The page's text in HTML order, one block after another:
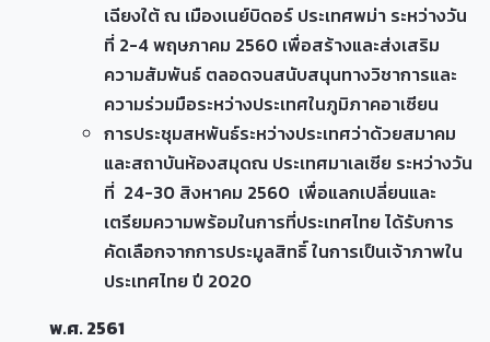
เฉียงใต้ ณ เมืองเนย์บิดอร์ ประเทศพม่า ระหว่างวัน
ที่ 2-4 พฤษภาคม 2560 เพื่อสร้างและส่งเสริม
ความสัมพันธ์ ตลอดจนสนับสนุนทางวิชาการและ
ความร่วมมือระหว่างประเทศในภูมิภาคอาเซียน
การประชุมสหพันธ์ระหว่างประเทศว่าด้วยสมาคม
และสถาบันห้องสมุดณ ประเทศมาเลเซีย ระหว่างวัน
ที่ 24-30 สิงหาคม 2560 เพื่อแลกเปลี่ยนและ
เตรียมความพร้อมในการที่ประเทศไทย ได้รับการ
คัดเลือกจากการประมูลสิทธิ์ ในการเป็นเจ้าภาพใน
ประเทศไทย ปี 2020
พ.ศ. 2561